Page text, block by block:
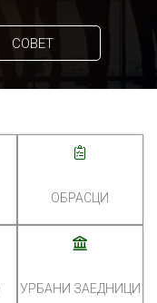
СОВЕТ
ОБРАСЦИ
УРБАНИ ЗАЕДНИЦИ